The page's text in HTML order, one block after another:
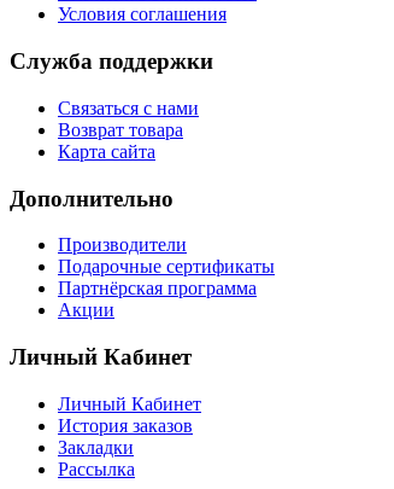
Условия соглашения
Служба поддержки
Связаться с нами
Возврат товара
Карта сайта
Дополнительно
Производители
Подарочные сертификаты
Партнёрская программа
Акции
Личный Кабинет
Личный Кабинет
История заказов
Закладки
Рассылка